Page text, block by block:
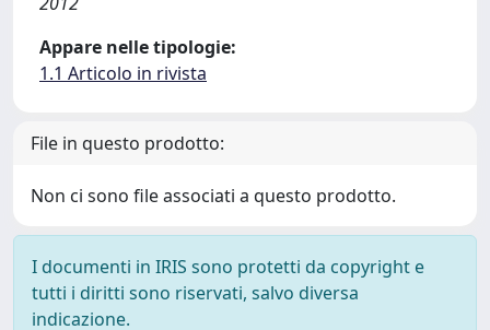
Appare nelle tipologie:
1.1 Articolo in rivista
File in questo prodotto:
Non ci sono file associati a questo prodotto.
I documenti in IRIS sono protetti da copyright e
tutti i diritti sono riservati, salvo diversa
indicazione.